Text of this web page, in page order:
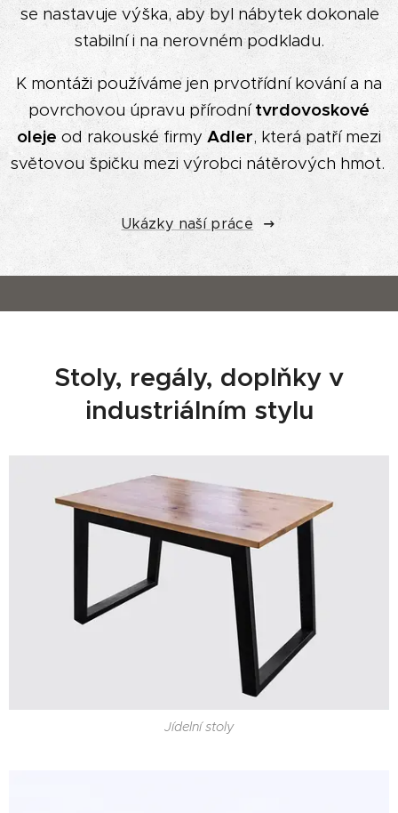
se nastavuje výška, aby byl nábytek dokonale
stabilní i na nerovném podkladu.
K montáži používáme jen prvotřídní kování a na
povrchovou úpravu přírodnítvrdovoskové
oleje od rakouské firmy Adler, která patří mezi
světovou špičku mezi výrobci nátěrových hmot.
Ukázky naší práce
Stoly, regály, doplňky v
industriálním stylu
Jídelní stoly